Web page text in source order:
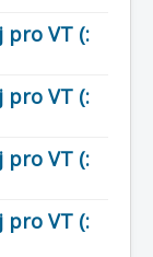
pro VT (:
pro VT (:
pro VT (:
pro VT (: